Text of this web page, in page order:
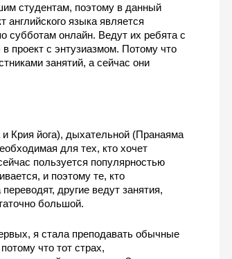
студентам, поэтому в данный
английского языка является
субботам онлайн. Ведут их ребята с
проект с энтузиазмом. Потому что
занятий, а сейчас они
Крия йога), дыхательной (Пранаяма
для тех, кто хочет
пользуется популярностью
и поэтому те, кто
другие ведут занятия,
большой.
я стала преподавать обычные
что тот страх,